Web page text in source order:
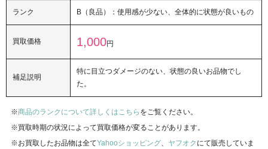
ランク B（良品）：使用感が少ない、全体的に状態が良いもの
買取価格 1,000円
補足説明
特に目立つダメージのない、状態の良いお品物でし
た。
商品のランクについて詳しくはこちら をご覧ください。
買取時期の状況によって買取価格が変ることがあります。
お買取したお品物は全てYahooショッピング、 ヤフオク にて販売していま